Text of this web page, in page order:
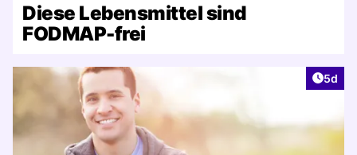
Diese Lebensmittel sind
FODMAP-frei
5d